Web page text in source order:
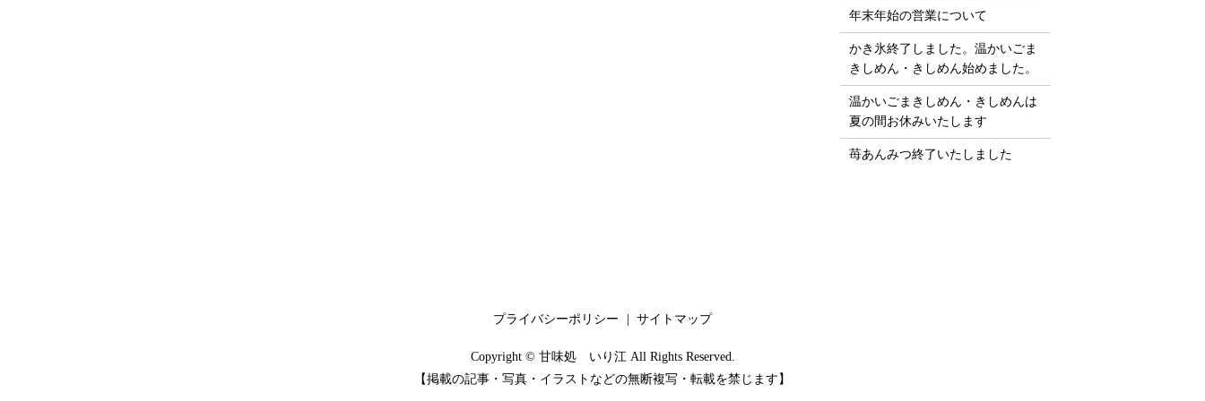
年末年始の営業について
かき氷終了しました。 温かいごま
きしめん・きしめん始めました。
温かいごまきしめん・きしめんは
夏の間お休みいたします
苺あんみつ終了いたしました
プライバシーポリシー サイトマップ
Copyright © 甘味処 いり江 All Rights Reserved.
【掲載の記事・写真・イラストなどの無断複写・転載を禁じます】